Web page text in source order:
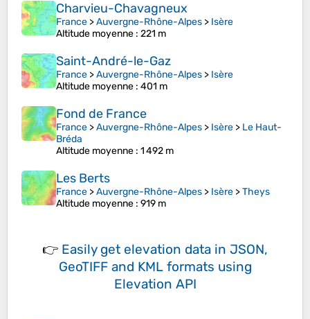
Charvieu-Chavagneux
France >Auvergne-Rhône-Alpes > Isère
Altitude moyenne : 221 m
Saint-André-le-Gaz
France >Auvergne-Rhône-Alpes > Isère
Altitude moyenne : 401 m
Fond de France
France >Auvergne-Rhône-Alpes > Isère > Le Haut-
Bréda
Altitude moyenne : 1 492 m
Les Berts
France >Auvergne-Rhône-Alpes > Isère >Theys
Altitude moyenne : 919 m
👉 Easily get elevation data in JSON,
GeoTIFF and KML formats using
Elevation API